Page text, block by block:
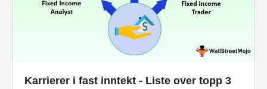
Karrierer i fast inntekt - Liste over topp 3